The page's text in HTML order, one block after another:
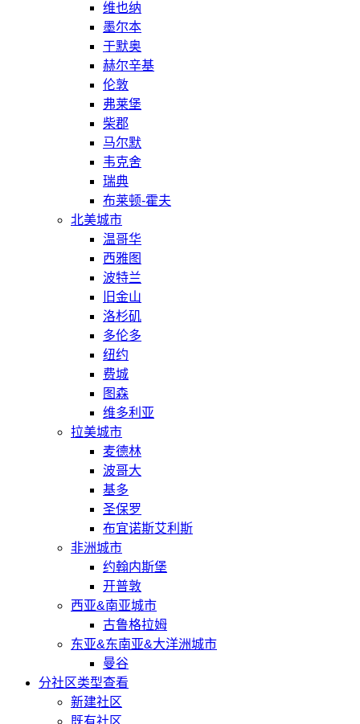
维也纳
墨尔本
于默奥
赫尔辛基
伦敦
弗莱堡
柴郡
马尔默
韦克舍
瑞典
布莱顿-霍夫
北美城市
温哥华
西雅图
波特兰
旧金山
洛杉矶
多伦多
纽约
费城
图森
维多利亚
拉美城市
麦德林
波哥大
基多
圣保罗
布宜诺斯艾利斯
非洲城市
约翰内斯堡
开普敦
西亚&南亚城市
古鲁格拉姆
东亚&东南亚&大洋洲城市
曼谷
分社区类型查看
新建社区
既有社区